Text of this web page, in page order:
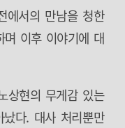
에서의 만남을 청한
이후 이야기에 대
상현의 무게감 있는
다. 대사 처리뿐만